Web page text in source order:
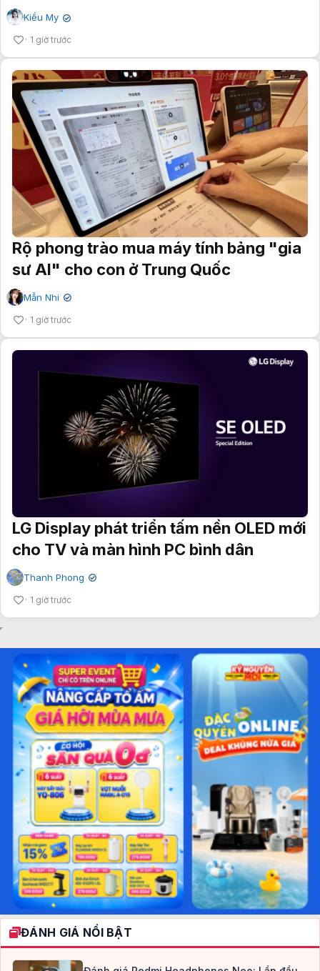
Kiều My ✔
1 giờ trước
Rộ phong trào mua máy tính bảng "gia
sư AI" cho con ở Trung Quốc
Mẫn Nhi ✔
1 giờ trước
LG Display phát triển tấm nền OLED mới
cho TV và màn hình PC bình dân
Thanh Phong ✔
1 giờ trước
ĐÁNH GIÁ NỔI BẬT